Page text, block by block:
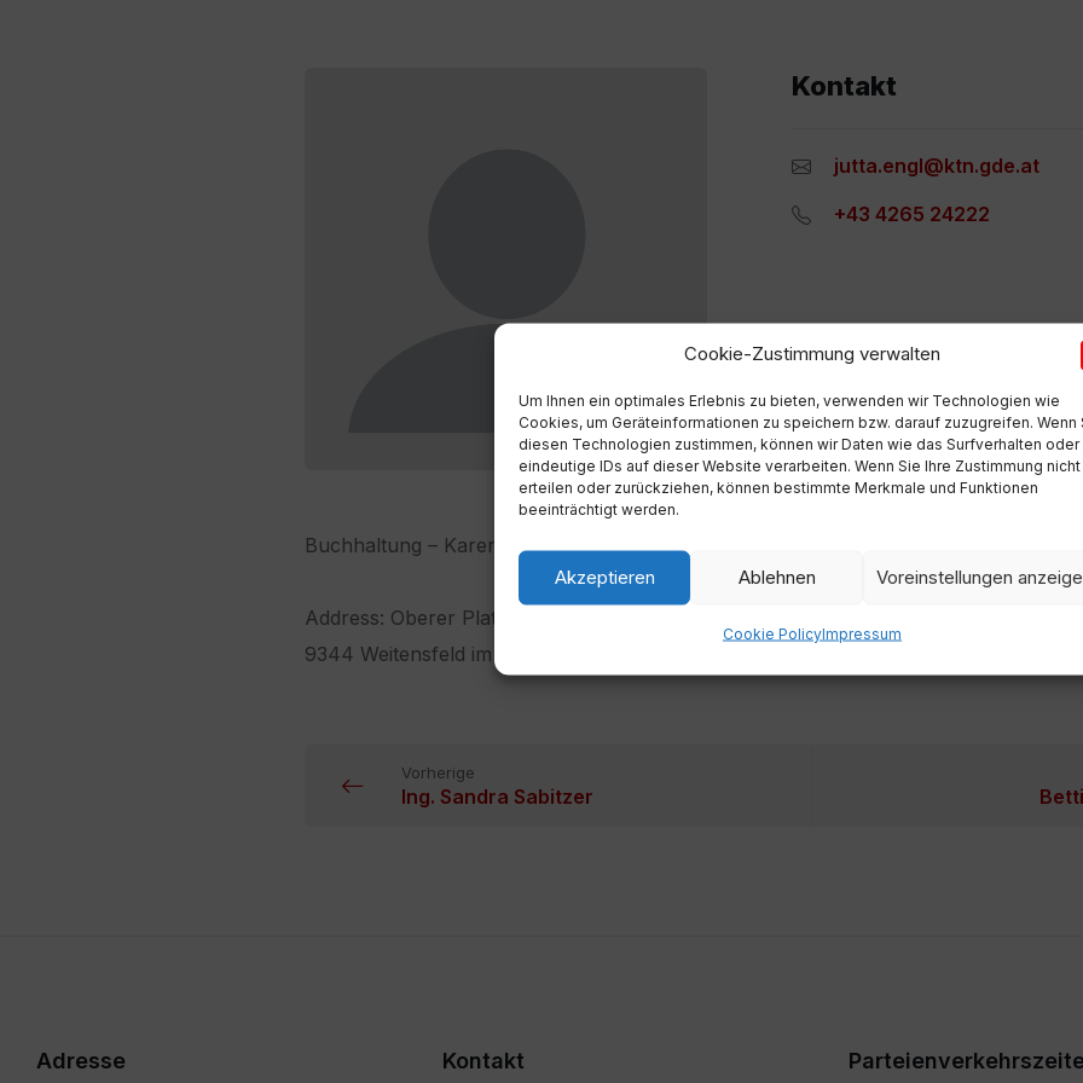
Cookie-Zustimmung verwalten
Um Ihnen ein optimales Erlebnis zu bieten, verwenden wir Technologien wie
Cookies, um Geräteinformationen zu speichern bzw. darauf zuzugreifen. Wenn
diesen Technologien zustimmen, können wir Daten wie das Surfverhalten oder
eindeutige IDs auf dieser Website verarbeiten. Wenn Sie Ihre Zustimmung nicht
erteilen oder zurückziehen, können bestimmte Merkmale und Funktionen
beeinträchtigt werden.
Akzeptieren Ablehnen Voreinstellungen
Cookie PolicyImpressum
Kontakt
jutta.engl@ktn.gde.at
+43 4265 24222
Buchhaltung – Karenzvertretung
Address: Oberer Platz 9
9344 Weitensfeld im Gurktal
Vorherige
Ing. Sandra Sabitzer
Adresse Kontakt